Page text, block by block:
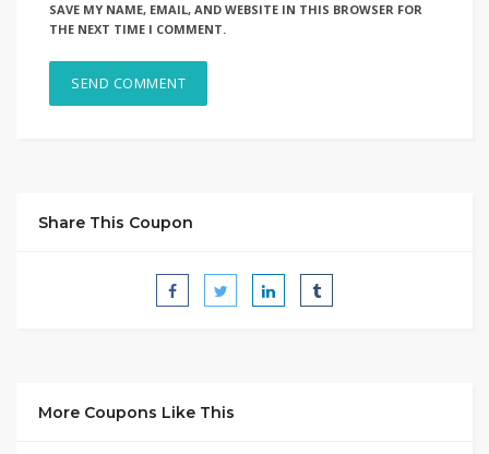
SAVE MY NAME, EMAIL, AND WEBSITE IN THIS BROWSER FOR
THE NEXT TIME I COMMENT.
Share This Coupon
More Coupons Like This